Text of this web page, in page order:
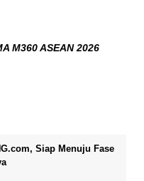
M360 ASEAN 2026
Siap Menuju Fase